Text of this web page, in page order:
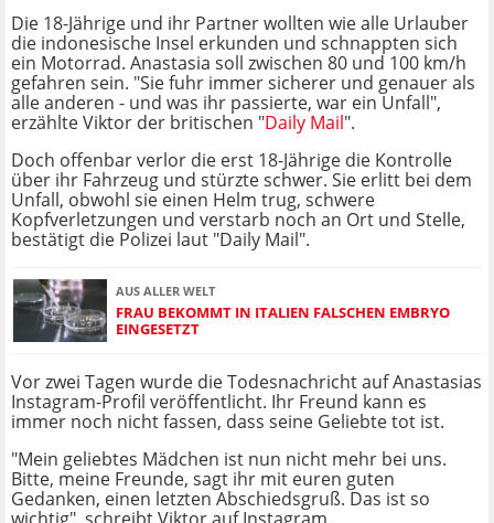
Die 18-Jährige und ihr Partner wollten wie alle Urlauber
die indonesische Insel erkunden und schnappten sich
ein Motorrad. Anastasia soll zwischen 80 und 100 km/h
gefahren sein. "Sie fuhr immer sicherer und genauer als
alle anderen - und was ihr passierte, war ein Unfall",
erzählte Viktor der britischen "Daily Mail".
Doch offenbar verlor die erst 18-Jährige die Kontrolle
über ihr Fahrzeug und stürzte schwer. Sie erlitt bei dem
Unfall, obwohl sie einen Helm trug, schwere
Kopfverletzungen und verstarb noch an Ort und Stelle,
bestätigt die Polizei laut "Daily Mail".
AUS ALLER WELT
FRAU BEKOMMT IN ITALIEN FALSCHEN EMBRYO
EINGESETZT
Vor zwei Tagen wurde die Todesnachricht auf Anastasias
Instagram-Profil veröffentlicht. Ihr Freund kann es
immer noch nicht fassen, dass seine Geliebte tot ist.
"Mein geliebtes Mädchen ist nun nicht mehr bei uns.
Bitte, meine Freunde, sagt ihr mit euren guten
Gedanken, einen letzten Abschiedsgruß. Das ist so